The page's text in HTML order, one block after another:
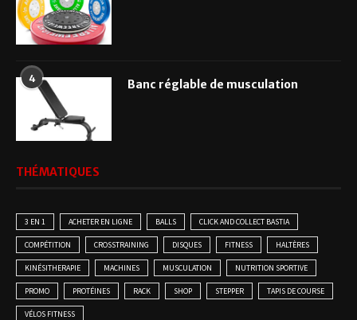
4 Banc réglable de musculation
THÉMATIQUES
3 EN 1 ACHETER EN LIGNE BALLS CLICK AND COLLECT BASTIA
COMPÉTITION CROSSTRAINING DISQUES FITNESS HALTÈRES
KINÉSITHERAPIE MACHINES MUSCULATION NUTRITION SPORTIVE
PROMO PROTÉINES RACK SHOP STEPPER TAPIS DE COURSE
VÉLOS FITNESS